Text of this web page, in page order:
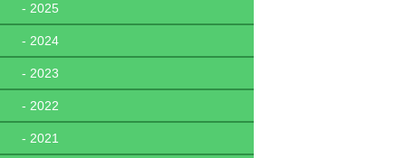
- 2025
- 2024
- 2023
- 2022
- 2021